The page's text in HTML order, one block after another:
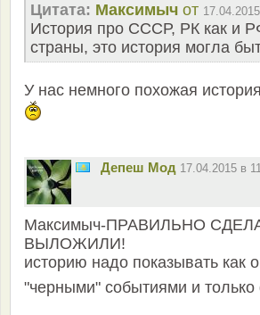
Цитата: Максимыч от
История про СССР, РК как и
страны, это история могла
У нас немного похожая
Депеш Мод 17.04.2015 в
Максимыч-ПРАВИЛЬНО
ВЫЛОЖИЛИ!
историю надо показывать как
"черными" событиями и